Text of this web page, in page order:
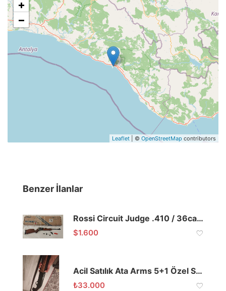
+
−
Leaflet | © OpenStreetMap contributors
Benzer İlanlar
Rossi Circuit Judge .410 / 36cal Revolver Tüfek
$1.600
Acil Satılık Ata Arms 5+1 Özel Seri
₺33.000